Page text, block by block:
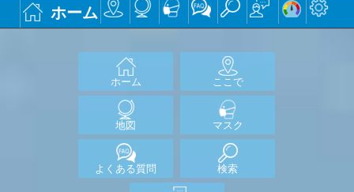
ホーム
ホーム ここで
地図 マスク
よくある質問 検索